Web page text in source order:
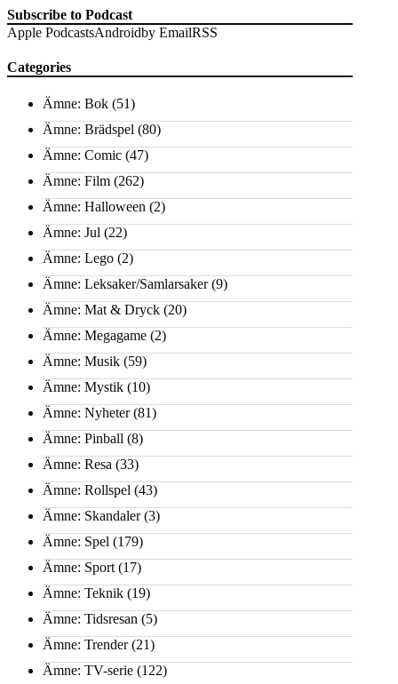
Subscribe to Podcast
Apple PodcastsAndroidby EmailRSS
Categories
Ämne: Bok (51)
Ämne: Brädspel (80)
Ämne: Comic (47)
Ämne: Film (262)
Ämne: Halloween (2)
Ämne: Jul (22)
Ämne: Lego (2)
Ämne: Leksaker/Samlarsaker(9)
Ämne: Mat & Dryck (20)
Ämne: Megagame (2)
Ämne: Musik (59)
Ämne: Mystik (10)
Ämne: Nyheter(81)
Ämne: Pinball (8)
Ämne: Resa (33)
Ämne: Rollspel (43)
Ämne: Skandaler(3)
Ämne: Spel (179)
Ämne: Sport (17)
Ämne: Teknik (19)
Ämne: Tidsresan (5)
Ämne: Trender(21)
Ämne: TV-serie (122)